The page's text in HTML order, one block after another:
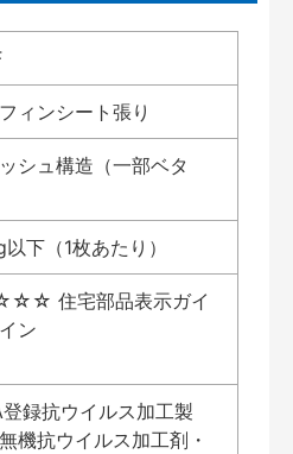
ィンシート張り
シュ構造（一部ベタ
下（1枚あたり）
住宅部品表示ガイ
ン
登録抗ウイルス加工製
機抗ウイルス加工剤・